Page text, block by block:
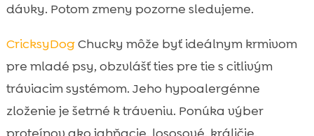
dávky. Potom zmeny pozorne sledujeme.
CricksyDogChucky môže byť ideálnym krmivom
pre mladé psy, obzvlášť ties pre tie s citlivým
tráviacim systémom. Jeho hypoalergénne
zloženie je šetrné k tráveniu. Ponúka výber